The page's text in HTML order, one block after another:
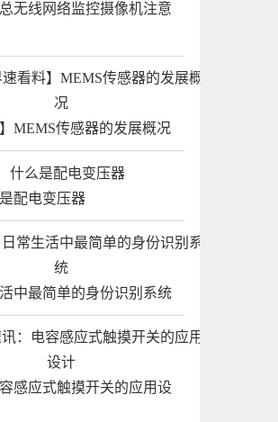
无线网络监控摄像机注意
MEMS传感器的发展概况
配电变压器
中最简单的身份识别系统
感应式触摸开关的应用设